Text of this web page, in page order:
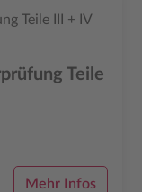
Teile
Mehr Infos